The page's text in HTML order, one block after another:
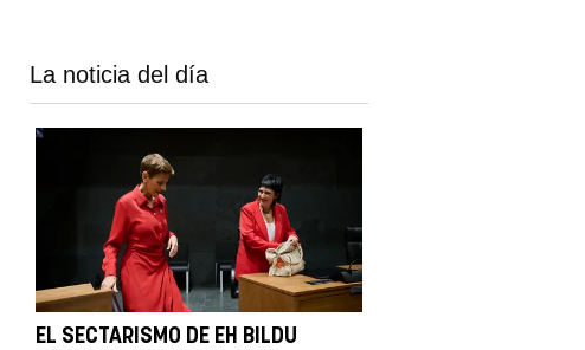
La noticia del día
EL SECTARISMO DE EH BILDU